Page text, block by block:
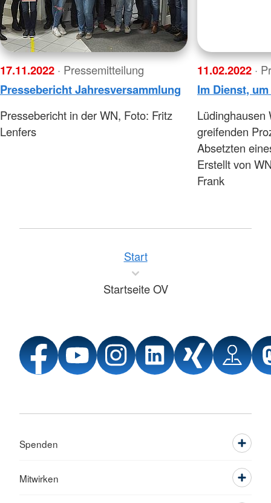
17.11.2022 · Pressemitteilung
Pressebericht Jahresversammlung
Pressebericht in der WN, Foto: Fritz
Lenfers
11.02.2022 ·
Im Dienst,
Lüdinghausen
greifenden
Absetzten
Erstellt von
Frank
Start
Startseite OV
Spenden
Mitwirken